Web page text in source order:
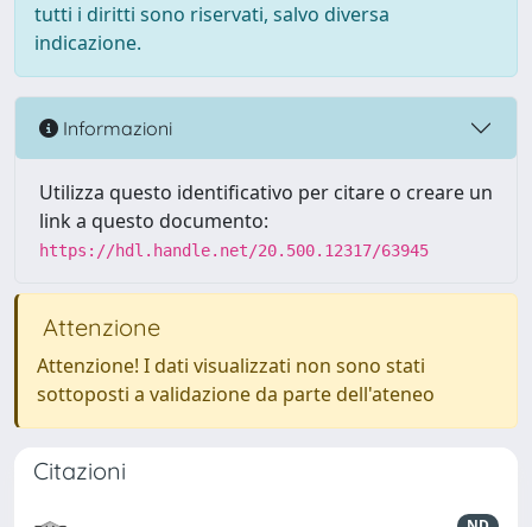
tutti i diritti sono riservati, salvo diversa
indicazione.
Informazioni
Utilizza questo identificativo per citare o creare un
link a questo documento:
https://hdl.handle.net/20.500.12317/63945
Attenzione
Attenzione! I dati visualizzati non sono stati
sottoposti a validazione da parte dell'ateneo
Citazioni